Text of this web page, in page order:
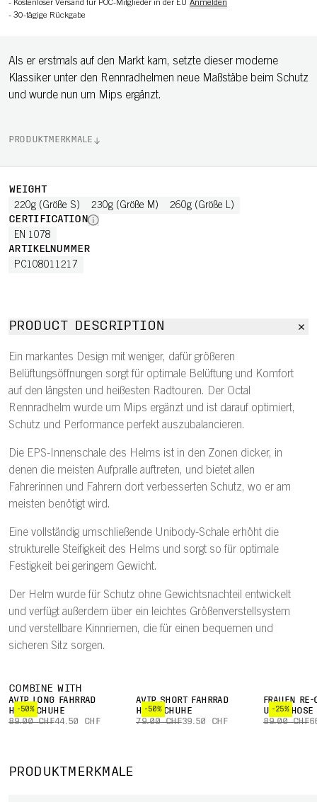
- Kostenloser Versand für POC-Mitglieder in der EU Anmelden
- 30-tägige Rückgabe
Als er erstmals auf den Markt kam, setzte dieser moderne
Klassiker unter den Rennradhelmen neue Maßstäbe beim Schutz
und wurde nun um Mips ergänzt.
PRODUKTMERKMALE
WEIGHT
220g (Größe S) 230g (Größe M) 260g (Größe L)
CERTIFICATION
EN 1078
ARTIKELNUMMER
PC108011217
PRODUCT DESCRIPTION
Ein markantes Design mit weniger, dafür größeren
Belüftungsöffnungen sorgt für optimale Belüftung und Komfort
auf den längsten und heißesten Radtouren. Der Octal
Rennradhelm wurde um Mips ergänzt und ist darauf optimiert,
Schutz und Performance perfekt auszubalancieren.
Die EPS-Innenschale des Helms ist in den Zonen dicker, in
denen die meisten Aufpralle auftreten, und bietet allen
Fahrerinnen und Fahrern dort verbesserten Schutz, wo er am
meisten benötigt wird.
Eine vollständig umschließende Unibody-Schale erhöht die
strukturelle Steifigkeit des Helms und sorgt so für optimale
Festigkeit bei geringem Gewicht.
Der Helm wurde für Schutz ohne Gewichtsnachteil entwickelt
und verfügt außerdem über ein leichtes Größenverstellsystem
und verstellbare Kinnriemen, die für einen bequemen und
sicheren Sitz sorgen.
COMBINE WITH
-50%
AVIP LONG FAHRRAD
HANDSCHUHE
89.00 CHF44.50 CHF
-50%
AVIP SHORT FAHRRAD
HANDSCHUHE
79.00 CHF39.50 CHF
-25%
FRAUEN RE-
UNTERHOSE
89.00 CHF
PRODUKTMERKMALE